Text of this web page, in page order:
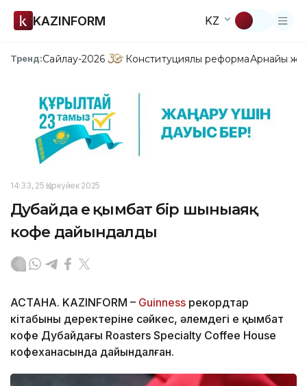
KAZINFORM KZ
Тренд:Сайлау-2026 Конституциялық реформаАрнайы
14:33, 25 Қыркүйек 2025
Дубайда ең қымбат бір шыныаяқ
кофе дайындалды
АСТАНА. KAZINFORM – Guinness рекордтар
кітабының деректеріне сәйкес, әлемдегі ең қымбат
кофе Дубайдағы Roasters Specialty Coffee House
кофеханасында дайындалған.